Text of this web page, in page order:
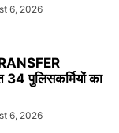
6, 2026
पुलिसकर्मियों का
6, 2026